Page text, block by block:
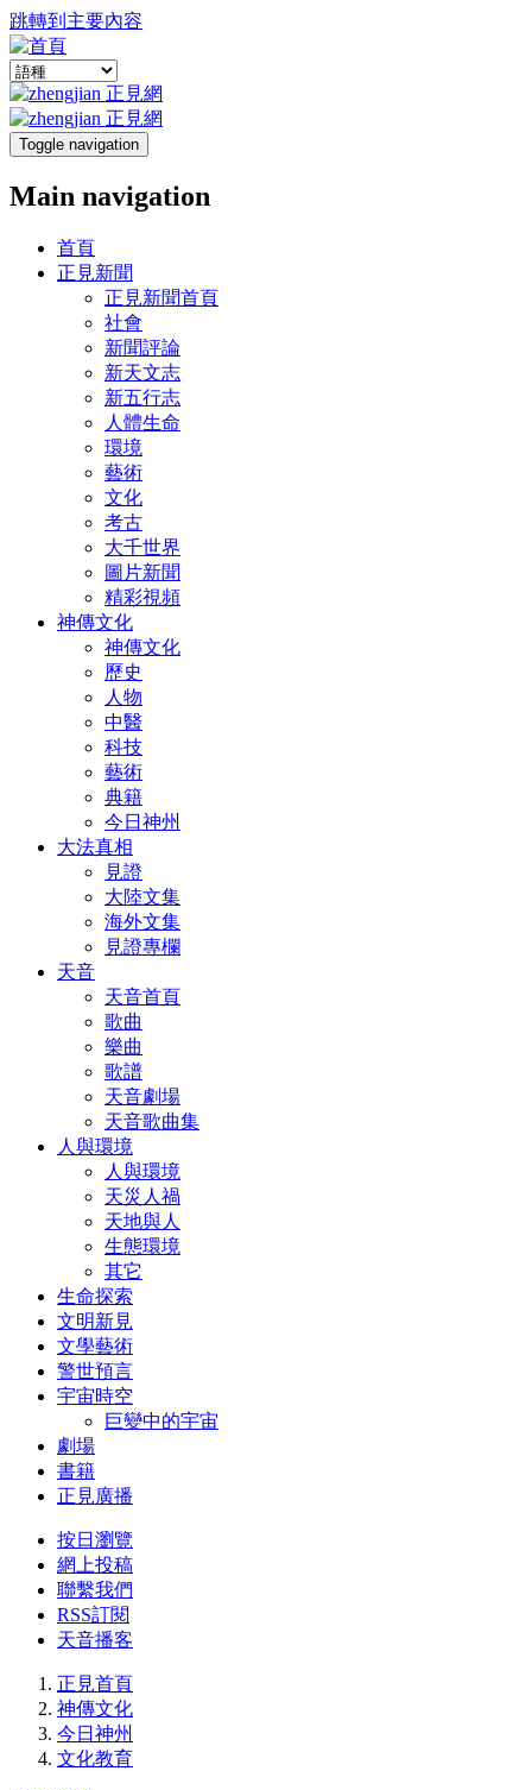
跳轉到主要內容
Toggle navigation
Main navigation
首頁
正見新聞
正見新聞首頁
社會
新聞評論
新天文志
新五行志
人體生命
環境
藝術
文化
考古
大千世界
圖片新聞
精彩視頻
神傳文化
神傳文化
歷史
人物
中醫
科技
藝術
典籍
今日神州
大法真相
見證
大陸文集
海外文集
見證專欄
天音
天音首頁
歌曲
樂曲
歌譜
天音劇場
天音歌曲集
人與環境
人與環境
天災人禍
天地與人
生態環境
其它
生命探索
文明新見
文學藝術
警世預言
宇宙時空
巨變中的宇宙
劇場
書籍
正見廣播
按日瀏覽
網上投稿
聯繫我們
RSS訂閱
天音播客
正見首頁
神傳文化
今日神州
文化教育